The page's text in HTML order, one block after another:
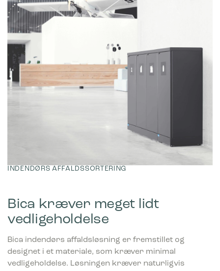
INDENDØRS AFFALDSSORTERING
Bica kræver meget lidt
vedligeholdelse
Bica indendørs affaldsløsning er fremstillet og
designet i et materiale, som kræver minimal
vedligeholdelse. Løsningen kræver naturligvis